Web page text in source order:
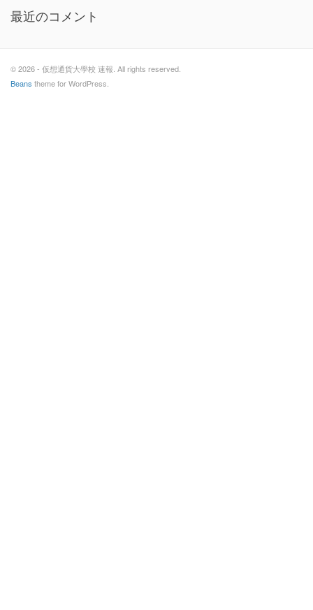
最近のコメント
© 2026 - 仮想通貨大學校 速報. All rights reserved.
Beans theme for WordPress.